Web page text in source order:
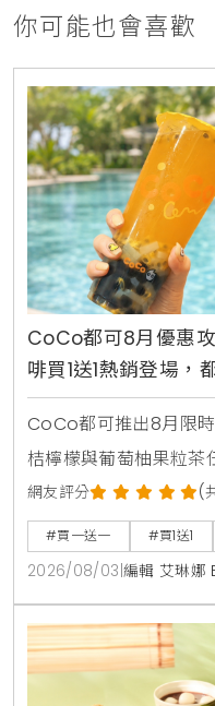
你可能也會喜歡
CoCo都可8月優惠
啡買1送1熱銷登場，
CoCo都可推出8月限
桔檸檬與葡萄柚果粒
上架粉角檸檬冬瓜，每
週三好友日更祭出百香
網友評分 (
#買一送一 #買1送1
2026/08/03 編輯 艾琳娜